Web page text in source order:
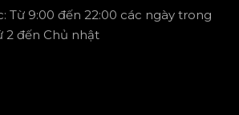
Từ 9:00 đến 22:00 các ngày trong
2 đến Chủ nhật